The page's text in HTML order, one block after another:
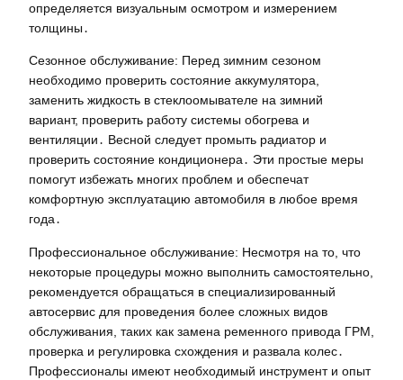
определяется визуальным осмотром и измерением
толщины․
Сезонное обслуживание: Перед зимним сезоном
необходимо проверить состояние аккумулятора,
заменить жидкость в стеклоомывателе на зимний
вариант, проверить работу системы обогрева и
вентиляции․ Весной следует промыть радиатор и
проверить состояние кондиционера․ Эти простые меры
помогут избежать многих проблем и обеспечат
комфортную эксплуатацию автомобиля в любое время
года․
Профессиональное обслуживание: Несмотря на то, что
некоторые процедуры можно выполнить самостоятельно,
рекомендуется обращаться в специализированный
автосервис для проведения более сложных видов
обслуживания, таких как замена ременного привода ГРМ,
проверка и регулировка схождения и развала колес․
Профессионалы имеют необходимый инструмент и опыт